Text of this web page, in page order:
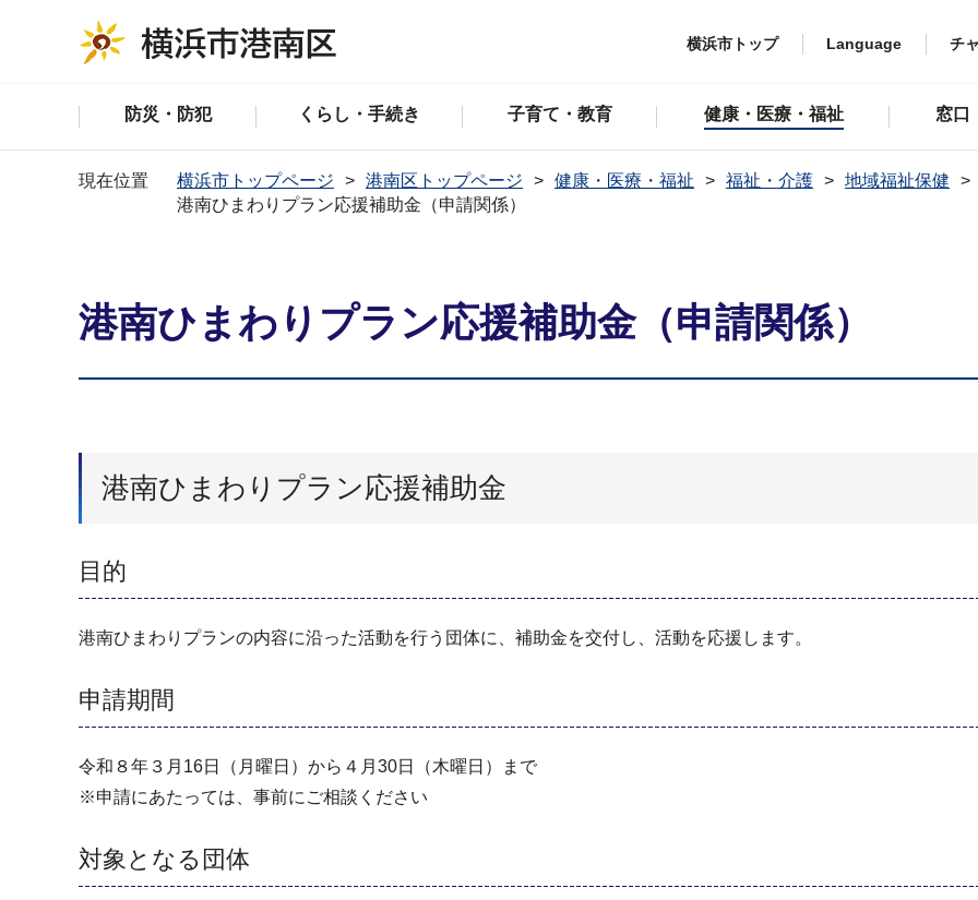
横浜市トップ Language チ
防災・防犯 くらし・手続き 子育て・教育 健康・医療・福祉 窓口
現在位置 横浜市トップページ 港南区トップページ 健康・医療・福祉 福祉・介護
地域福祉保健
港南ひまわりプラン応援補助金（申請関係）
港南ひまわりプラン応援補助金（申請関係）
港南ひまわりプラン応援補助金
目的
港南ひまわりプランの内容に沿った活動を行う団体に、補助金を交付し、活動を応援します。
申請期間
令和８年３月16日（月曜日）から４月30日（木曜日）まで
※申請にあたっては、事前にご相談ください
対象となる団体